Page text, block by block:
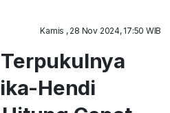
Kamis , 28 Nov 2024, 17:50 WIB
Hendi